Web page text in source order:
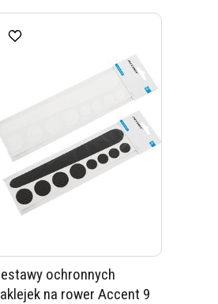
ochronnych
na rower Accent 9